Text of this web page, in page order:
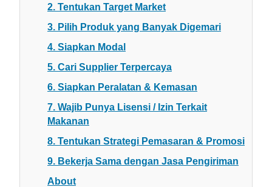
2. Tentukan Target Market
3. Pilih Produk yang Banyak Digemari
4. Siapkan Modal
5. Cari Supplier Terpercaya
6. Siapkan Peralatan & Kemasan
7. Wajib Punya Lisensi / Izin Terkait
Makanan
8. Tentukan Strategi Pemasaran & Promosi
9. Bekerja Sama dengan Jasa Pengiriman
About